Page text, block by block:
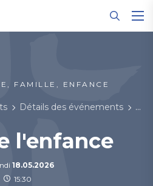
FAMILLE, ENFANCE
Détails des événements
l'enfance
18.05.2026
15:30